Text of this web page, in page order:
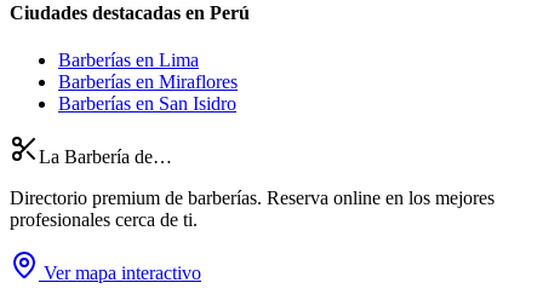
Ciudades destacadas en Perú
Barberías en Lima
Barberías en Miraflores
Barberías en San Isidro
La Barbería de…
Directorio premium de barberías. Reserva online en los mejores
profesionales cerca de ti.
Ver mapa interactivo